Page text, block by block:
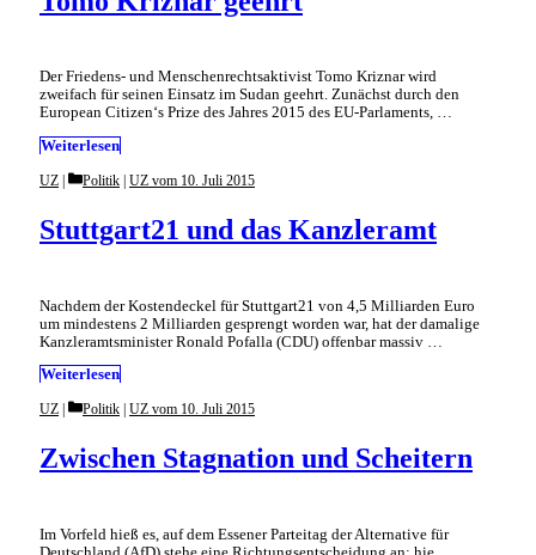
Der Friedens- und Menschenrechtsaktivist Tomo Kriznar wird
zweifach für seinen Einsatz im Sudan geehrt. Zunächst durch den
European Citizen‘s Prize des Jahres 2015 des EU-Parlaments, …
Weiterlesen
Stuttgart21 und das Kanzleramt
UZ Categories
Politik UZ vom 10. Juli 2015
Nachdem der Kostendeckel für Stuttgart21 von 4,5 Milliarden Euro
um mindestens 2 Milliarden gesprengt worden war, hat der damalige
Kanzleramtsminister Ronald Pofalla (CDU) offenbar massiv …
Weiterlesen
Zwischen Stagnation und Scheitern
UZ Categories
Politik UZ vom 10. Juli 2015
Im Vorfeld hieß es, auf dem Essener Parteitag der Alternative für